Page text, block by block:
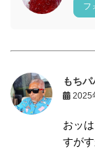
フ
もちパ
2025
おッ
すが